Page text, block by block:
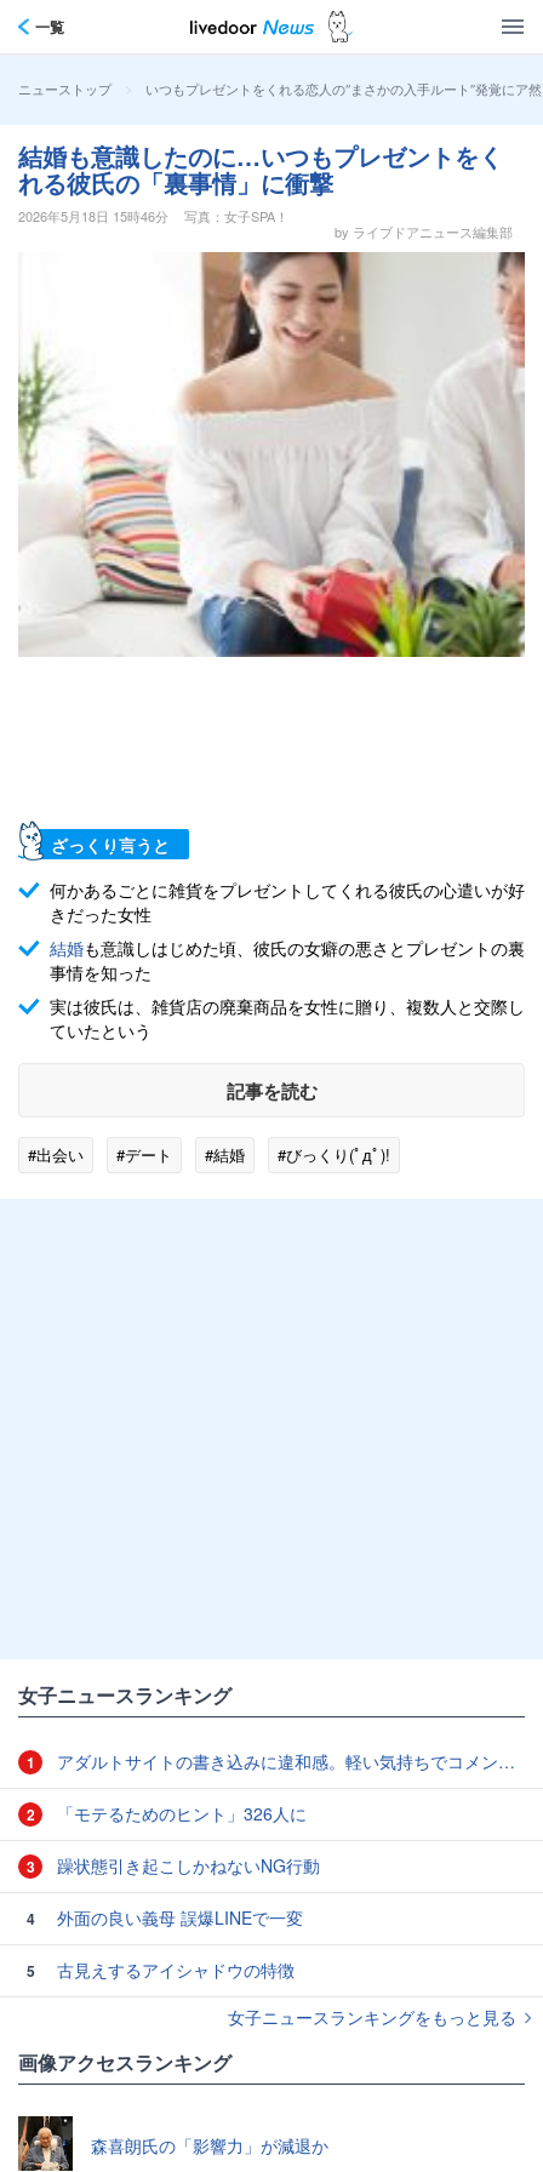
一覧
ニューストップ > いつもプレゼントをくれる恋人の“まさかの入手ルート”発覚にア
結婚も意識したのに…いつもプレゼントをく
れる彼氏の「裏事情」に衝撃
2026年5月18日 15時46分
写真：女子SPA！
by ライブドアニュース編集部
ざっくり言うと
何かあるごとに雑貨をプレゼントしてくれる彼氏の心遣いが好
きだった女性
結婚も意識しはじめた頃、彼氏の女癖の悪さとプレゼントの裏
事情を知った
実は彼氏は、雑貨店の廃棄商品を女性に贈り、複数人と交際し
ていたという
記事を読む
#出会い #デート #結婚 #びっくり(ﾟдﾟ)!
女子ニュースランキング
1 アダルトサイトの書き込みに違和感。軽い気持ちでコメントしてみると…／近畿地方のある場所について（1）
2 「モテるためのヒント」326人に
3 躁状態引き起こしかねないNG行動
4 外面の良い義母 誤爆LINEで一変
5
古見えするアイシャドウの特徴
女子ニュースランキングをもっと見る
画像アクセスランキング
森喜朗氏の「影響力」が減退か